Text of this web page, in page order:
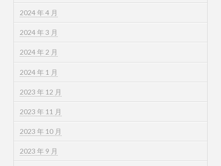
2024 年 4 月
2024 年 3 月
2024 年 2 月
2024 年 1 月
2023 年 12 月
2023 年 11 月
2023 年 10 月
2023 年 9 月